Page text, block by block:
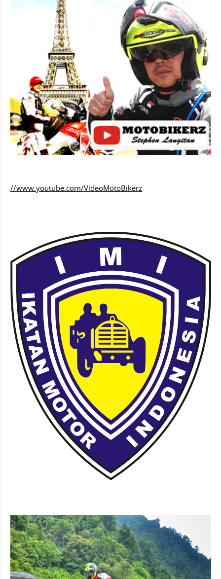
//www.youtube.com/VideoMotoBikerz